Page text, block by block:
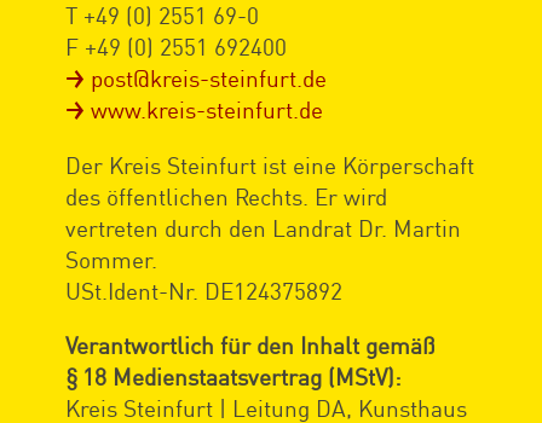
T +49 (0) 2551 69-0
F +49 (0) 2551 692400
post@kreis-steinfurt.de
www.kreis-steinfurt.de
Der Kreis Steinfurt ist eine Körperschaft
des öffentlichen Rechts. Er wird
vertreten durch den Landrat Dr. Martin
Sommer.
USt.Ident-Nr. DE124375892
Verantwortlich für den Inhalt gemäß
§ 18 Medienstaatsvertrag (MStV):
Kreis Steinfurt | Leitung DA, Kunsthaus